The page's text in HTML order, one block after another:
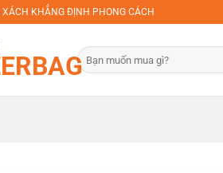
XÁCH KHẲNG ĐỊNH PHONG CÁCH
Tìm
kiếm: